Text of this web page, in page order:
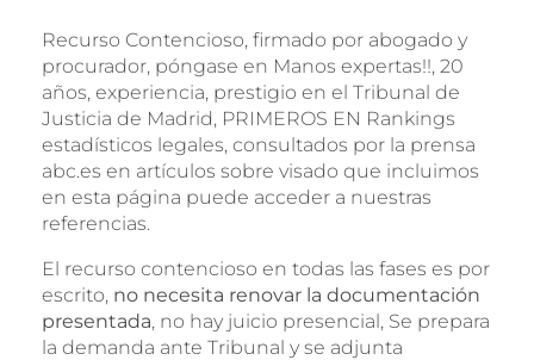
Recurso Contencioso, firmado por abogado y
procurador, póngase en Manos expertas!!, 20
años, experiencia, prestigio en el Tribunal de
Justicia de Madrid, PRIMEROS EN Rankings
estadísticos legales, consultados por la prensa
abc.es en artículos sobre visado que incluimos
en esta página puede acceder a nuestras
referencias.
El recurso contencioso en todas las fases es por
escrito, no necesita renovar la documentación
presentada, no hay juicio presencial, Se prepara
la demanda ante Tribunal y se adjunta